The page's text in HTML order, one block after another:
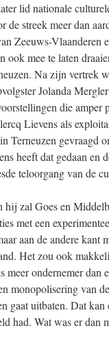
lid nationale
de streek meer dan
Zeeuws-Vlaanderen
mee te laten
Na zijn vertrek
Jolanda
die amper
Lievens als
Terneuzen gevraagd
heeft dat gedaan en
teloorgang van de
hij zal Goes en
met een
aan de andere kant
Het zou ook
ondernemer dan
monopolisering van
gaat uitbaten. Dat kan
had. Wat was er dan